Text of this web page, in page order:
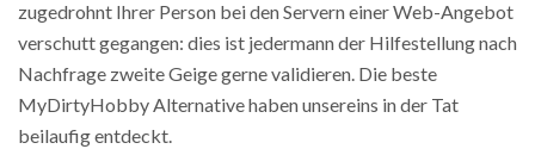
zugedrohnt Ihrer Person bei den Servern einer Web-Angebot
verschutt gegangen: dies ist jedermann der Hilfestellung nach
Nachfrage zweite Geige gerne validieren. Die beste
MyDirtyHobby Alternative haben unsereins in der Tat
beilaufig entdeckt.